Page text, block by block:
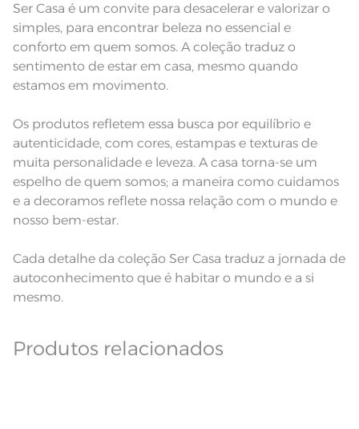
Ser Casa é um convite para desacelerar e valorizar o
simples, para encontrar beleza no essencial e
conforto em quem somos. A coleção traduz o
sentimento de estar em casa, mesmo quando
estamos em movimento.
Os produtos refletem essa busca por equilíbrio e
autenticidade, com cores, estampas e texturas de
muita personalidade e leveza. A casa torna-se um
espelho de quem somos; a maneira como cuidamos
e a decoramos reflete nossa relação com o mundo e
nosso bem-estar.
Cada detalhe da coleção Ser Casa traduz a jornada de
autoconhecimento que é habitar o mundo e a si
mesmo.
Produtos relacionados